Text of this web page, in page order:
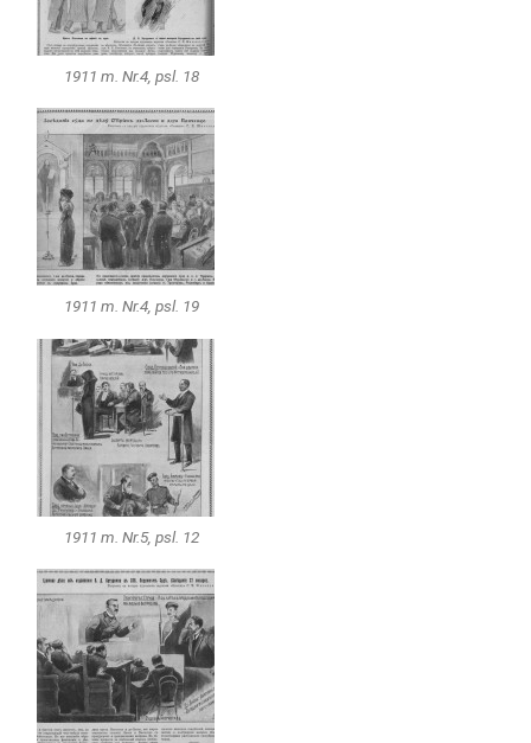
1911 m. Nr.4, psl. 18
1911 m. Nr.4, psl. 19
1911 m. Nr.5, psl. 12